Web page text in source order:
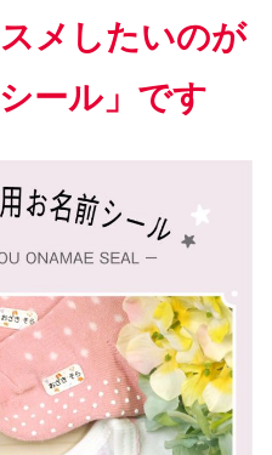
メしたいのが
ール」です